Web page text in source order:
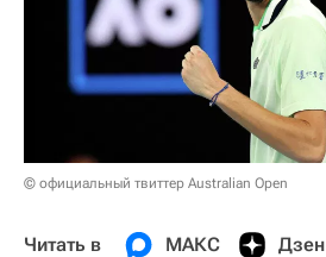
© официальный твиттер Australian Open
Читать в МАКС Дзен